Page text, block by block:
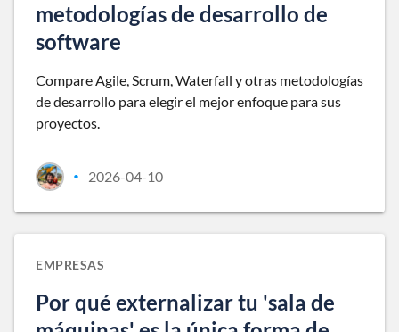
metodologías de desarrollo de
software
Compare Agile, Scrum, Waterfall y otras metodologías
de desarrollo para elegir el mejor enfoque para sus
proyectos.
• 2026-04-10
EMPRESAS
Por qué externalizar tu 'sala de